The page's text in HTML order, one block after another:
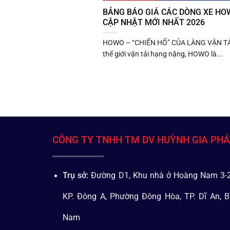
BẢNG BÁO GIÁ CÁC DÒNG XE
CẬP NHẬT MỚI NHẤT 2026
HOWO – “CHIẾN HỔ” CỦA LÀNG VẬN
thế giới vận tải hạng nặng, HOWO là...
CÔNG TY TNHH TM DV HUỲNH GIA
Trụ sở: Đường D1, Khu nhà ở Hoàng Nam 3-
KP. Đông A, Phường Đông Hòa, TP. Dĩ An,
Nam